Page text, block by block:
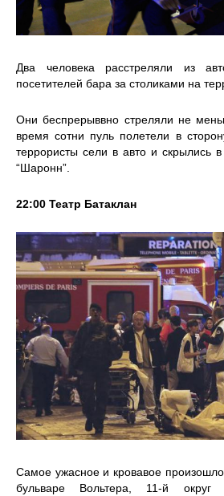
Два человека расстреляли из
посетителей бара за столиками на
Они беспрерыввно стреляли не
время сотни пуль полетели в
террористы сели в авто и скрылись
“Шаронн”.
22:00 Театр Батаклан
Самое ужасное и кровавое
бульваре Вольтера, 11-й